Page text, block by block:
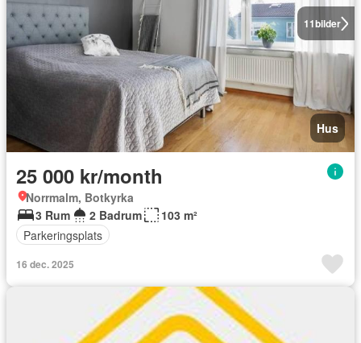
11bilder
Hus
25 000 kr/month
Norrmalm, Botkyrka
3 Rum
2 Badrum
103 m²
Parkeringsplats
16 dec. 2025